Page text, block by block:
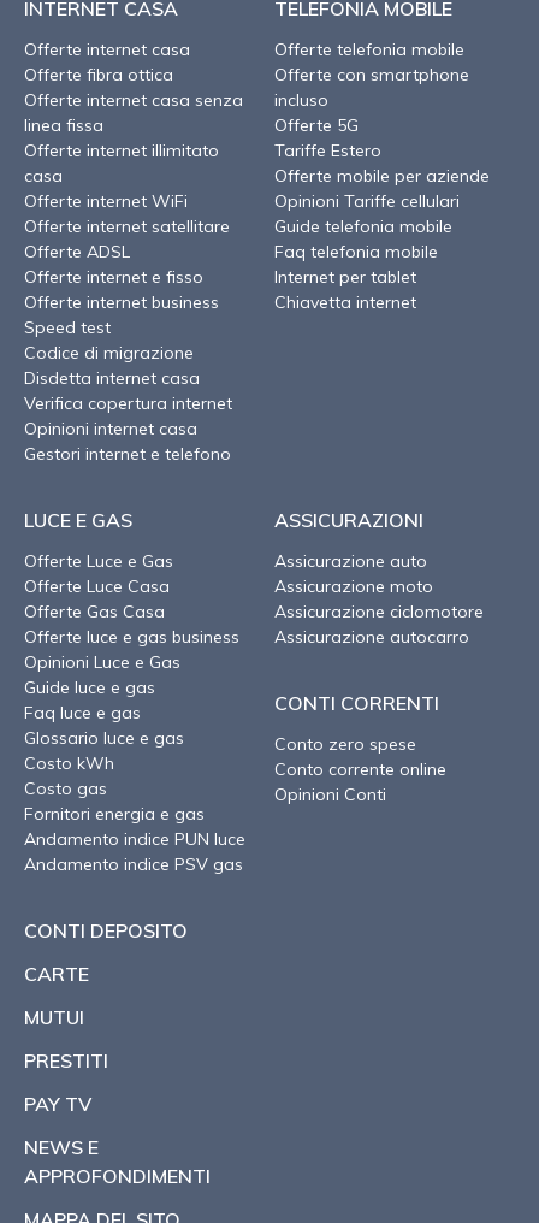
INTERNET CASA
Offerte internet casa
Offerte fibra ottica
Offerte internet casa senza
linea fissa
Offerte internet illimitato
casa
Offerte internet WiFi
Offerte internet satellitare
Offerte ADSL
Offerte internet e fisso
Offerte internet business
Speed test
Codice di migrazione
Disdetta internet casa
Verifica copertura internet
Opinioni internet casa
Gestori internet e telefono
TELEFONIA MOBILE
Offerte telefonia mobile
Offerte con smartphone
incluso
Offerte 5G
Tariffe Estero
Offerte mobile per aziende
Opinioni Tariffe cellulari
Guide telefonia mobile
Faq telefonia mobile
Internet per tablet
Chiavetta internet
LUCE E GAS
Offerte Luce e Gas
Offerte Luce Casa
Offerte Gas Casa
Offerte luce e gas business
Opinioni Luce e Gas
Guide luce e gas
Faq luce e gas
Glossario luce e gas
Costo kWh
Costo gas
Fornitori energia e gas
Andamento indice PUN luce
Andamento indice PSV gas
ASSICURAZIONI
Assicurazione auto
Assicurazione moto
Assicurazione ciclomotore
Assicurazione autocarro
CONTI CORRENTI
Conto zero spese
Conto corrente online
Opinioni Conti
CONTI DEPOSITO
CARTE
MUTUI
PRESTITI
PAY TV
NEWS E
APPROFONDIMENTI